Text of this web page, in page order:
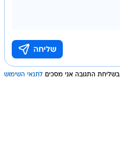
בשליחת התגובה אני מסכים לתנאי השימוש